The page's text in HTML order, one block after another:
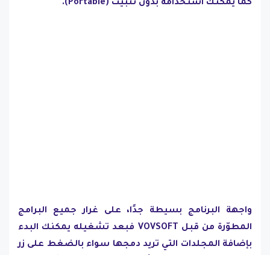
كما يمّكنك استخدامه بدون تثبيت (Portable).
واجهة البرنامج بسيطة جدًا، على غرار جميع البرامج
المطوّرة من قبل VOVSOFT فبعد تشغيله يمكنك البدء
بإضافة المجلدات التي تريد دمجها سواء بالضغط على زر